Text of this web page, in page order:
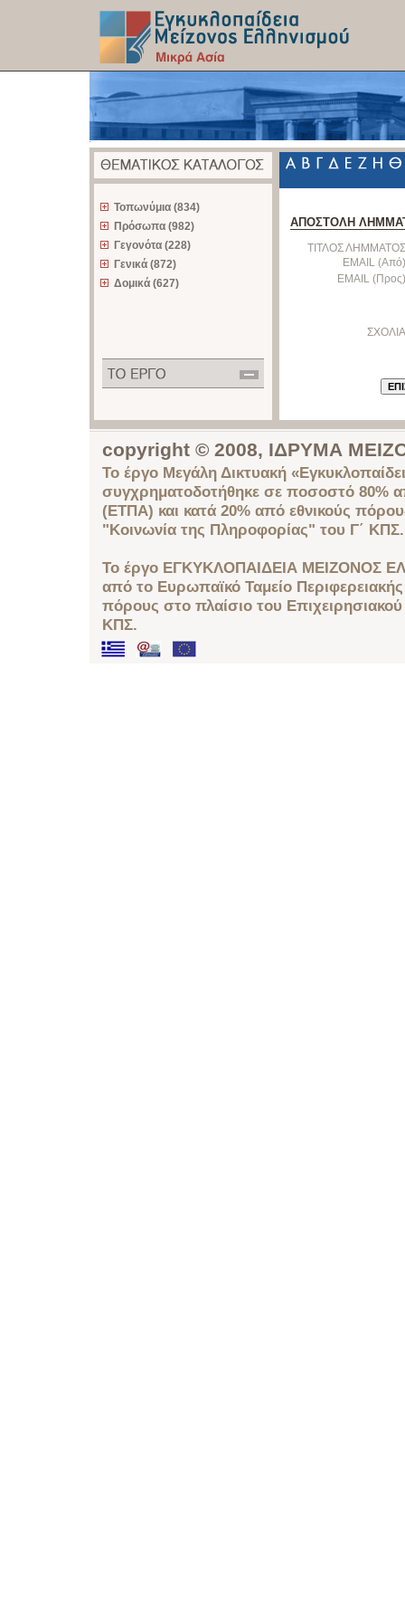
Τοπωνύμια (834)
Πρόσωπα (982)
Γεγονότα (228)
Γενικά (872)
Δομικά (627)
ΑΠΟΣΤΟΛΗ
ΤΙΤΛΟΣ
EMAIL
EMAIL
copyright © 2008, ΙΔΡΥΜΑ
Το έργο Μεγάλη Δικτυακή
συγχρηματοδοτήθηκε σε ποσοστό 80%
(ΕΤΠΑ) και κατά 20% από εθνικούς
"Κοινωνία της Πληροφορίας" του Γ΄ ΚΠΣ.
Το έργο ΕΓΚΥΚΛΟΠΑΙΔΕΙΑ ΜΕΙΖΟΝΟΣ
από το Ευρωπαϊκό Ταμείο
πόρους στο πλαίσιο του
ΚΠΣ.